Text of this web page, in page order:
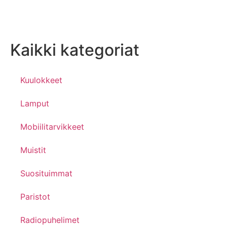
Kaikki kategoriat
Kuulokkeet
Lamput
Mobiilitarvikkeet
Muistit
Suosituimmat
Paristot
Radiopuhelimet